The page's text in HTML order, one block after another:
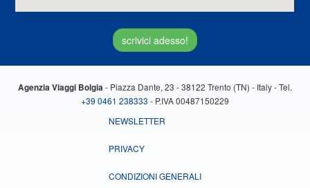
scrivici adesso!
Agenzia Viaggi Bolgia - Piazza Dante, 23 - 38122 Trento (TN) - Italy - Tel.
+39 0461 238333 - P.IVA 00487150229
NEWSLETTER
PRIVACY
CONDIZIONI GENERALI